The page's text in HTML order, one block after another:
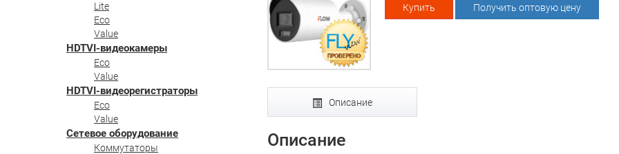
Lite
Eco
Value
HDTVI-видеокамеры
Eco
Value
HDTVI-видеорегистраторы
Eco
Value
Сетевое оборудование
Коммутаторы
Купить Получить оптовую цену
Описание
Описание